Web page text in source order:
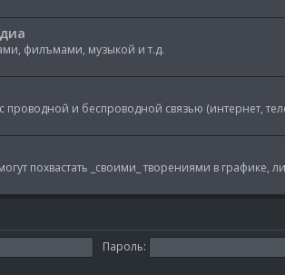
филъмами, музыкой и т.д.
с проводной и беспроводной связью (интернет,
похвастать _своими_ творениями в графике,
Пароль: